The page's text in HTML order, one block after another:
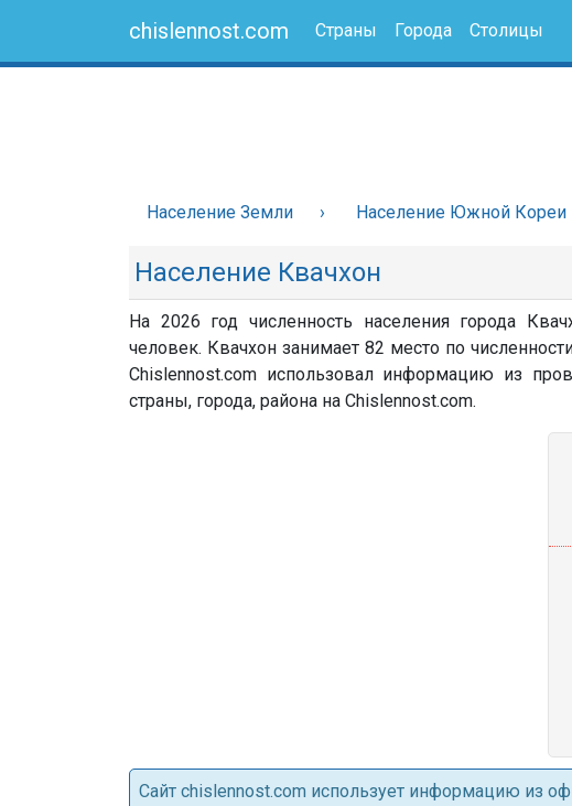
chislennost.com Страны Города Столицы
Население Земли Население Южной Кореи
Население Квачхон
На 2026 год численность населения города
человек. Квачхон занимает 82 место по
Chislennost.com использовал информацию из
страны, города, района на Chislennost.com.
Cайт chislennost.com использует информацию из